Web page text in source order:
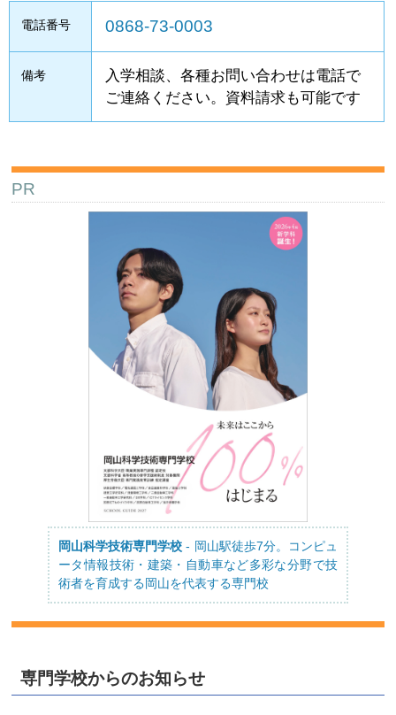
電話番号 0868-73-0003
備考
入学相談、各種お問い合わせは電話で
ご連絡ください。資料請求も可能です
PR
岡山科学技術専門学校 - 岡山駅徒歩7分。コンピュ
ータ情報技術・建築・自動車など多彩な分野で技
術者を育成する岡山を代表する専門校
専門学校からのお知らせ